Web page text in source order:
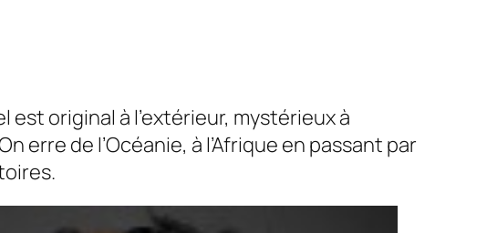
original à l’extérieur, mystérieux à
de l’Océanie, à l’Afrique en passant par